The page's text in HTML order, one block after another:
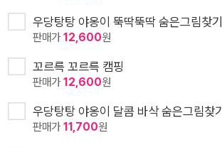
우당탕탕 야옹이 뚝딱뚝딱 숨은그림찾기
판매가12,600원
꼬르륵 꼬르륵 캠핑
판매가12,600원
우당탕탕 야옹이 달콤 바삭 숨은그림찾기
판매가11,700원